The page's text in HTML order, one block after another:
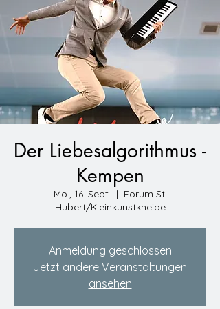
Der Liebesalgorithmus -
Kempen
Mo., 16. Sept.
  |
Forum St.
Hubert/Kleinkunstkneipe
Anmeldung geschlossen
Jetzt andere Veranstaltungen
ansehen